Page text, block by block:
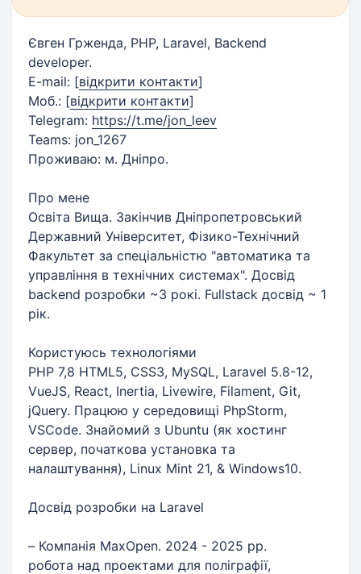
Євген Грженда, PHP, Laravel, Backend
developer.
E-mail: [відкрити контакти]
Моб.: [відкрити контакти]
Telegram: https://t.me/jon_leev
Teams: jon_1267
Проживаю: м. Дніпро.
Про мене
Освіта Вища. Закінчив Дніпропетровський
Державний Університет, Фізико-Технічний
Факультет за спеціальністю "автоматика та
управління в технічних системах". Досвід
backend розробки ~3 рокі. Fullstack досвід ~ 1
рік.
Користуюсь технологіями
PHP 7,8 HTML5, CSS3, MySQL, Laravel 5.8-12,
VueJS, React, Inertia, Livewire, Filament, Git,
jQuery. Працюю у середовищі PhpStorm,
VSCode. Знайомий з Ubuntu (як хостинг
сервер, початкова установка та
налаштування), Linux Mint 21, & Windows10.
Досвід розробки на Laravel
– Компанія MaxOpen. 2024 - 2025 рр.
робота над проектами для поліграфії,